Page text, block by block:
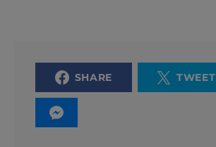
SHARE TWEET